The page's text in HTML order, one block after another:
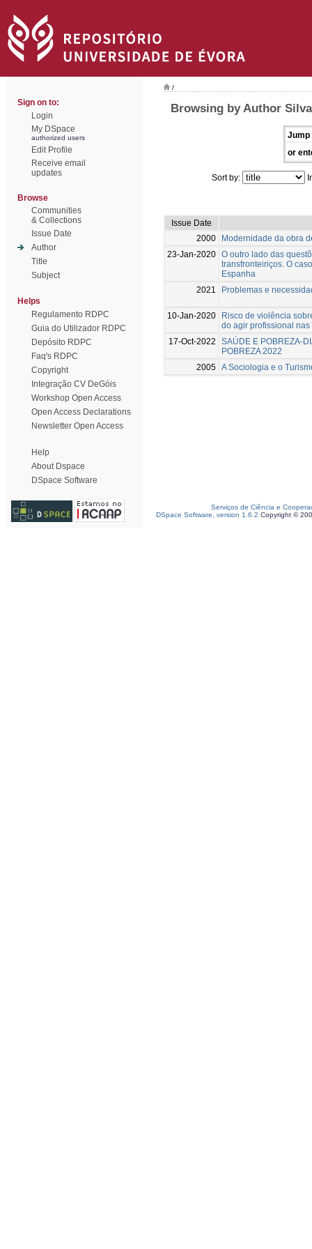
Sign on to:
Login
My DSpace
authorized users
Edit Profile
Receive email
updates
Browse
Communities
& Collections
Issue Date
Author
Title
Subject
Helps
Regulamento RDPC
Guia do Utilizador RDPC
Depósito RDPC
Faq's RDPC
Copyright
Integração CV DeGóis
Workshop Open Access
Open Access Declarations
Newsletter Open Access
Help
About Dspace
DSpace Software
/
Browsing by Author
Jump
or
Sort by:
Issue Date
2000
Modernidade da obra
23-Jan-2020 O outro lado das
transfronteiriços. O
Espanha
2021
Problemas e
10-Jan-2020
Risco de violência
do agir profissional
17-Oct-2022
SAÚDE E POBREZA-
POBREZA 2022
2005 A Sociologia e o
Serviços de Ciência e
DSpace Software, version 1.6.2 Copyright ©